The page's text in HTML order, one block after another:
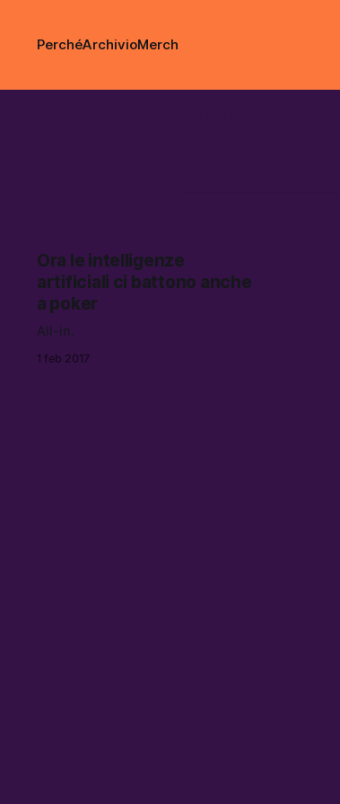
PerchéArchivioMerch
Ora le intelligenze
artificiali ci battono anche
a poker
All-in.
1 feb 2017